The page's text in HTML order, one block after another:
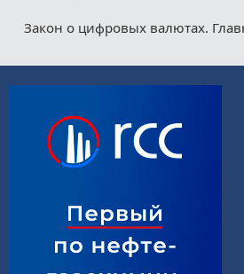
Закон о цифровых валютах.